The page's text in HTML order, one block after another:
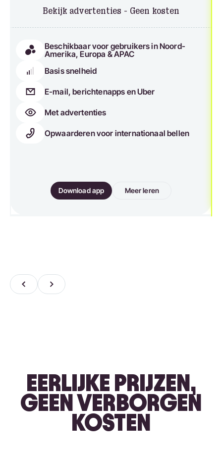
Bekijk advertenties - Geen kosten
Beschikbaar voor gebruikers in Noord-
Amerika, Europa & APAC
Basis snelheid
E-mail, berichtenapps en Uber
Met advertenties
Opwaarderen voor internationaal bellen
Download app Meer leren
EERLIJKE PRIJZEN,
GEEN VERBORGEN
KOSTEN